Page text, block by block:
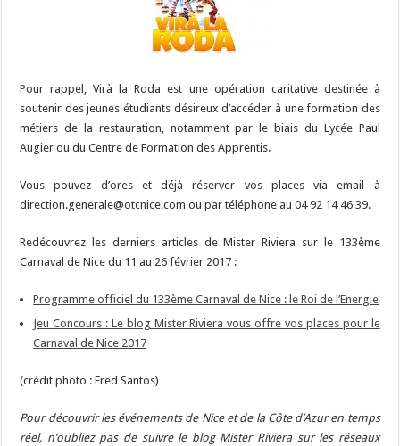
Pour rappel, Virà la Roda est une opération caritative destinée à
soutenir des jeunes étudiants désireux d’accéder à une formation des
métiers de la restauration, notamment par le biais du Lycée Paul
Augier ou du Centre de Formation des Apprentis.
Vous pouvez d’ores et déjà réserver vos places via email à
direction.generale@otcnice.com ou par téléphone au 04 92 14 46 39.
Redécouvrez les derniers articles de Mister Riviera sur le 133ème
Carnaval de Nice du 11 au 26 février 2017 :
Programme officiel du 133ème Carnaval de Nice : le Roi de l’Energie
Jeu Concours : Le blog Mister Riviera vous offre vos places pour le
Carnaval de Nice 2017
(crédit photo : Fred Santos)
Pour découvrir les événements de Nice et de la Côte d’Azur en temps
réel, n’oubliez pas de suivre le blog Mister Riviera sur les réseaux